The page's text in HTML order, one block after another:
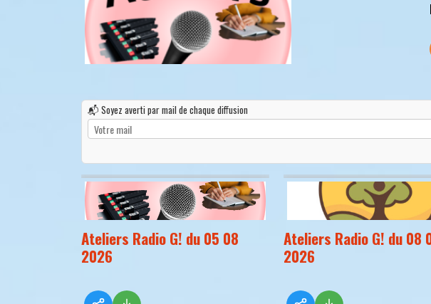
📬 Soyez averti par mail de chaque diffusion
Ateliers Radio G! du 05 08
2026
Ateliers Radio G! du 08
2026